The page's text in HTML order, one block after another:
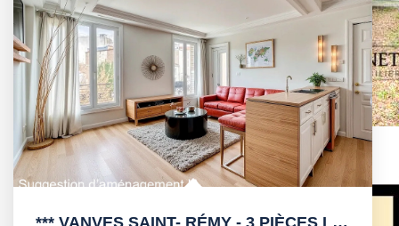
*** VANVES SAINT- RÉMY - 3 PIÈCES LUMINEUX ET TRAVERSANT ...